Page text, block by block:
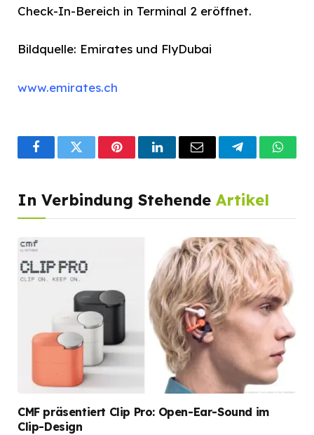
Check-In-Bereich in Terminal 2 eröffnet.
Bildquelle: Emirates und FlyDubai
www.emirates.ch
FacebookTwitterPinterestLinkedInEmail Telegram
In Verbindung Stehende Artikel
CMF präsentiert Clip Pro: Open-Ear-Sound im
Clip-Design